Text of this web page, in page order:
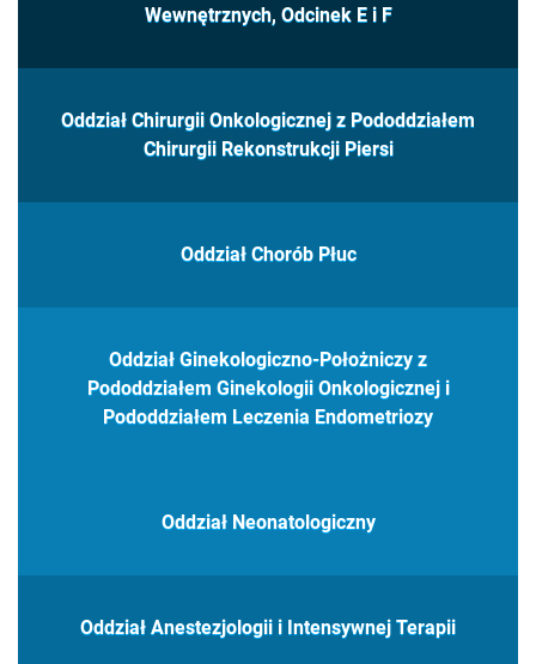
Wewnętrznych, Odcinek E i F
Oddział Chirurgii Onkologicznej z Pododdziałem
Chirurgii Rekonstrukcji Piersi
Oddział Chorób Płuc
Oddział Ginekologiczno-Położniczy z
Pododdziałem Ginekologii Onkologicznej i
Pododdziałem Leczenia Endometriozy
Oddział Neonatologiczny
Oddział Anestezjologii i Intensywnej Terapii